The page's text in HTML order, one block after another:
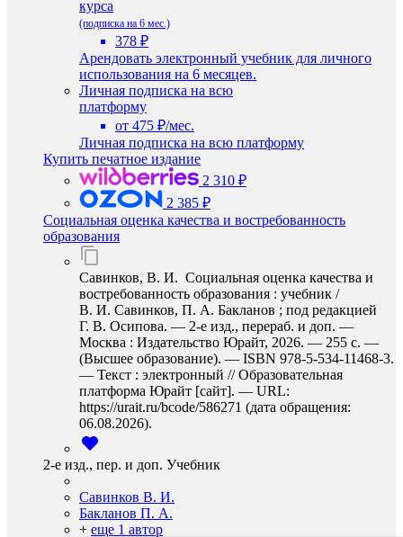
курса
(подписка на 6 мес.)
378 ₽
Арендовать электронный учебник для личного
использования на 6 месяцев.
Личная подписка на всю
платформу
от 475 ₽/мес.
Личная подписка на всю платформу
Купить печатное издание
2 310 ₽
2 385 ₽
Социальная оценка качества и востребованность
образования
Савинков, В. И. Социальная оценка качества и
востребованность образования : учебник /
В. И. Савинков, П. А. Бакланов ; под редакцией
Г. В. Осипова. — 2-е изд., перераб. и доп. —
Москва : Издательство Юрайт, 2026. — 255 с. —
(Высшее образование). — ISBN 978-5-534-11468-3.
— Текст : электронный // Образовательная
платформа Юрайт [сайт]. — URL:
https://urait.ru/bcode/586271 (дата обращения:
06.08.2026).
2-е изд., пер. и доп. Учебник
Савинков В. И.
Бакланов П. А.
+ еще 1 автор